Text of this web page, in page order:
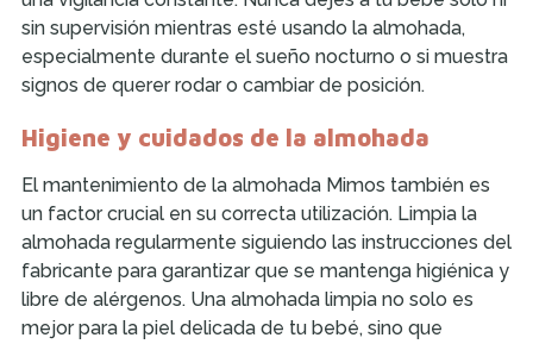
sin supervisión mientras esté usando la almohada,
especialmente durante el sueño nocturno o si muestra
signos de querer rodar o cambiar de posición.
Higiene y cuidados de la almohada
El mantenimiento de la almohada Mimos también es
un factor crucial en su correcta utilización. Limpia la
almohada regularmente siguiendo las instrucciones del
fabricante para garantizar que se mantenga higiénica y
libre de alérgenos. Una almohada limpia no solo es
mejor para la piel delicada de tu bebé, sino que